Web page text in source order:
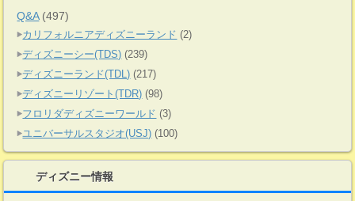
Q&A(497)
カリフォルニアディズニーランド (2)
ディズニーシー(TDS) (239)
ディズニーランド(TDL) (217)
ディズニーリゾート(TDR) (98)
フロリダディズニーワールド (3)
ユニバーサルスタジオ(USJ) (100)
ディズニー情報